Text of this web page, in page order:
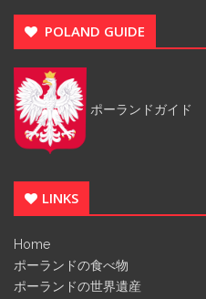
POLAND GUIDE
ポーランドガイド
LINKS
Home
ポーランドの食べ物
ポーランドの世界遺産